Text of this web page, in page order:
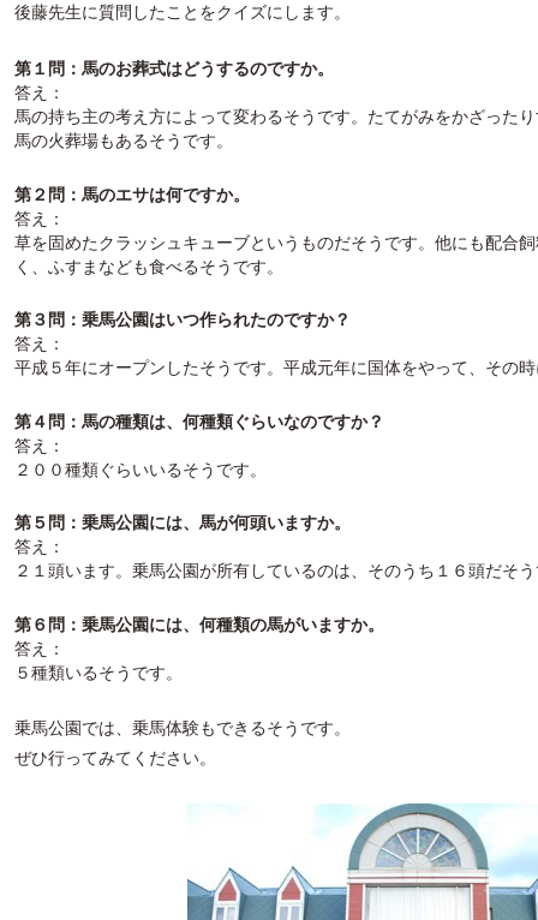
後藤先生に質問したことをクイズにします。
第１問：馬のお葬式はどうするのですか。
答え：
馬の持ち主の考え方によって変わるそうです。たてがみをかざった
馬の火葬場もあるそうです。
第２問：馬のエサは何ですか。
答え：
草を固めたクラッシュキューブというものだそうです。他にも配合
く、ふすまなども食べるそうです。
第３問：乗馬公園はいつ作られたのですか？
答え：
平成５年にオープンしたそうです。平成元年に国体をやって、その
第４問：馬の種類は、何種類ぐらいなのですか？
答え：
２００種類ぐらいいるそうです。
第５問：乗馬公園には、馬が何頭いますか。
答え：
２１頭います。乗馬公園が所有しているのは、そのうち１６頭だそ
第６問：乗馬公園には、何種類の馬がいますか。
答え：
５種類いるそうです。
乗馬公園では、乗馬体験もできるそうです。
ぜひ行ってみてください。